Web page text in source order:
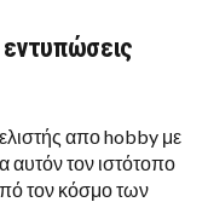
απο hobby με
τον ιστότοπο
τον κόσμο των